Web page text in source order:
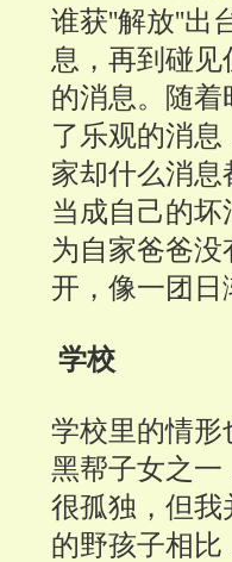
谁获''解放''出
息，再到碰
的消息。随
了乐观的消
家却什么消息
当成自己的
为自家爸爸
开，像一团
学校
学校里的情形
黑帮子女之一
很孤独，但我
的野孩子相